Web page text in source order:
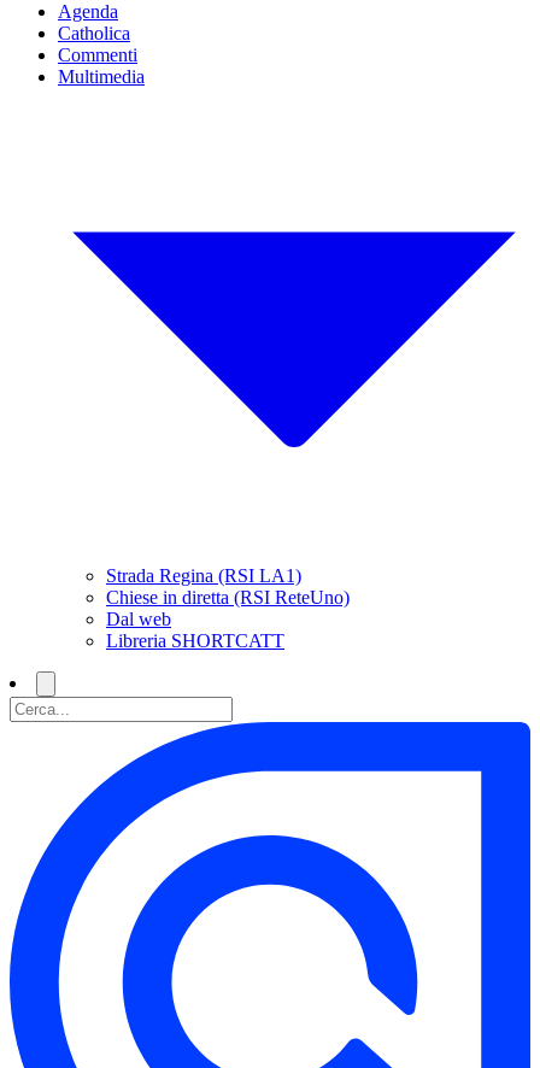
Agenda
Catholica
Commenti
Multimedia
Strada Regina (RSI LA1)
Chiese in diretta (RSI ReteUno)
Dal web
Libreria SHORTCATT